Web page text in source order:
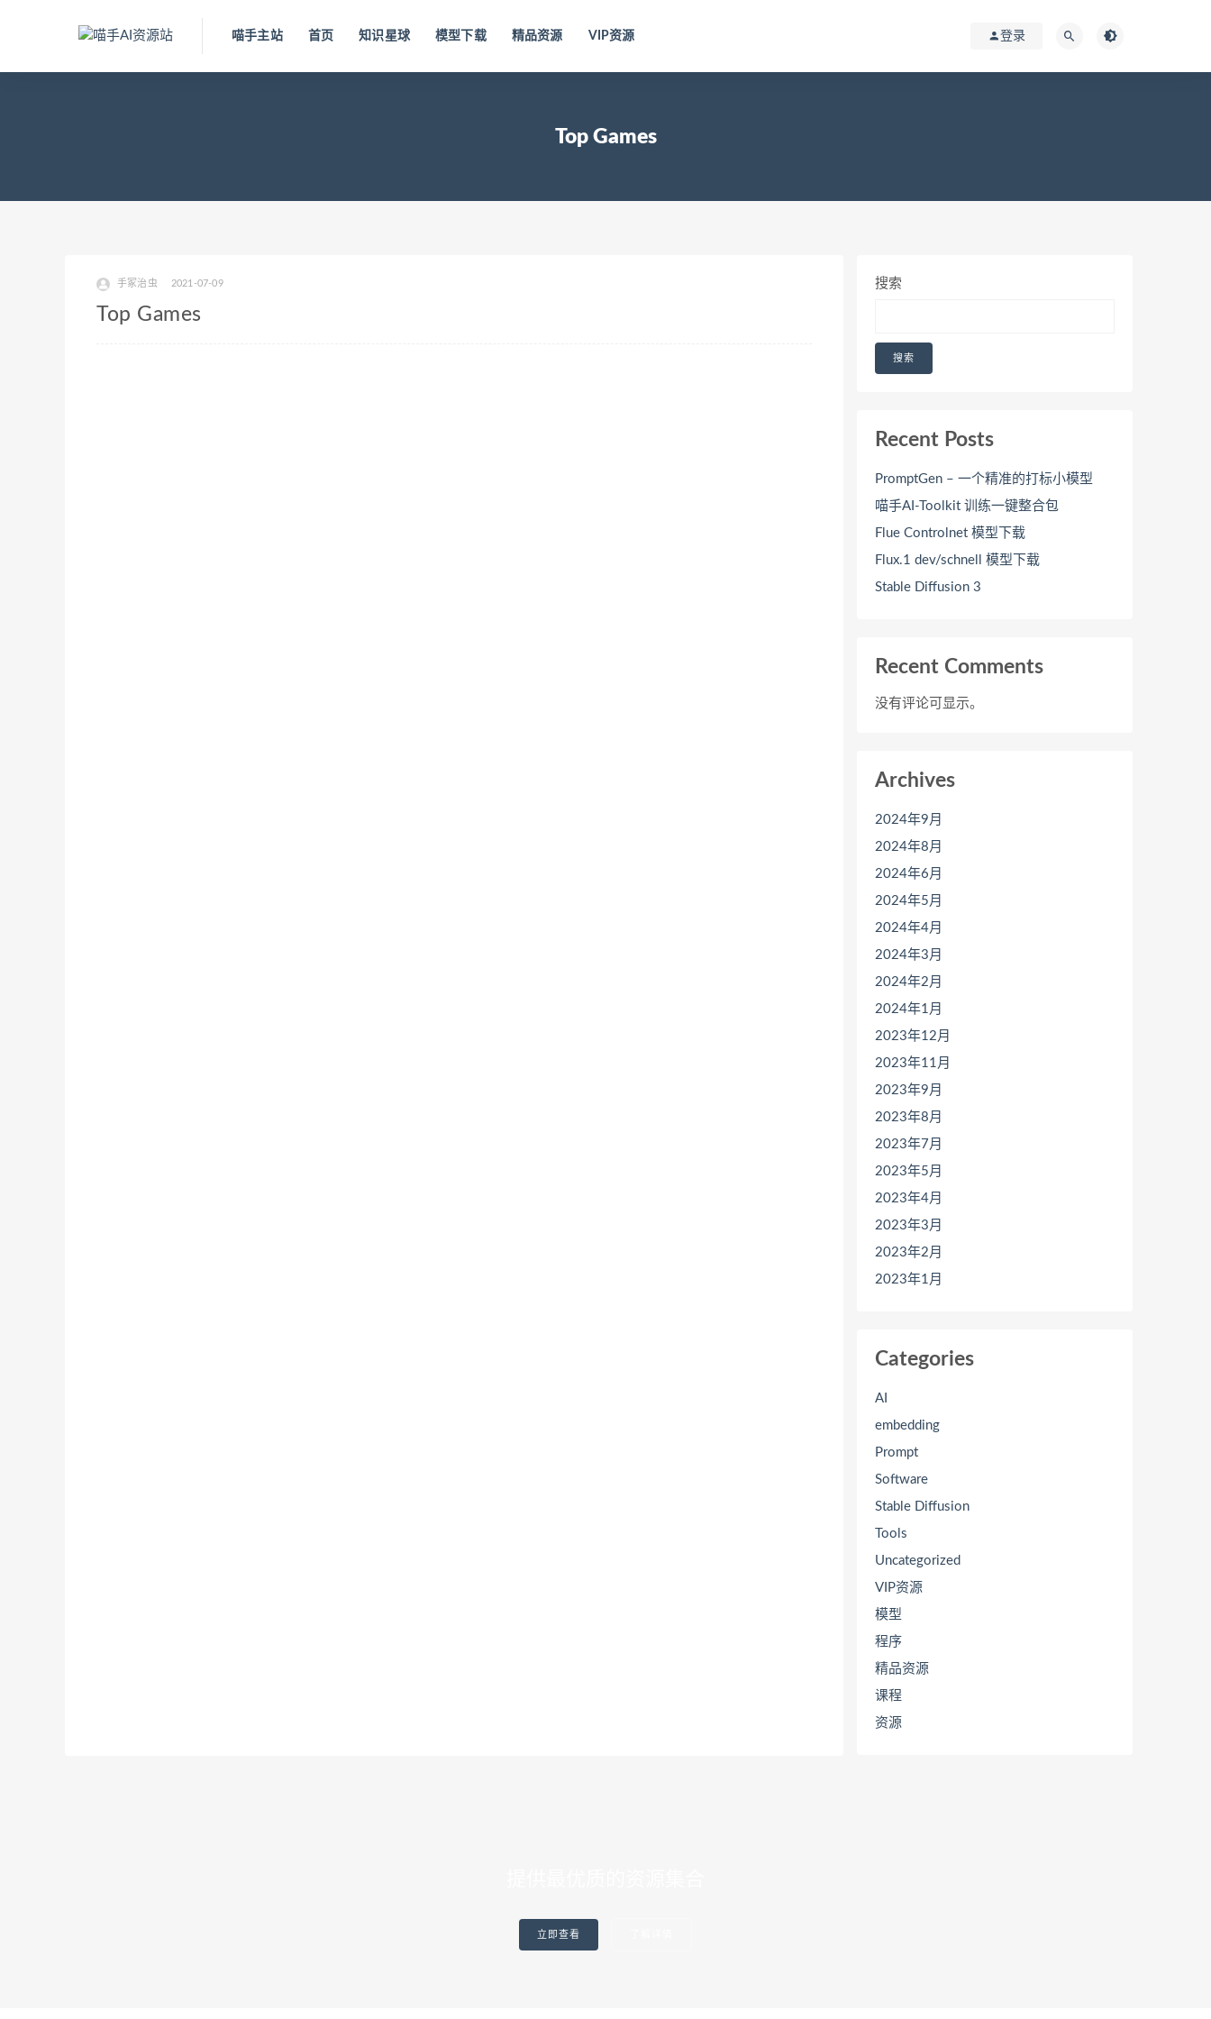
喵手主站 首页 知识星球 模型下载 精品资源 VIP资源 登录
Top Games
手冢治虫 2021-07-09
Top Games
搜索
搜索
Recent Posts
PromptGen – 一个精准的打标小模型
喵手AI-Toolkit 训练一键整合包
Flue Controlnet 模型下载
Flux.1 dev/schnell 模型下载
Stable Diffusion 3
Recent Comments
没有评论可显示。
Archives
2024年9月
2024年8月
2024年6月
2024年5月
2024年4月
2024年3月
2024年2月
2024年1月
2023年12月
2023年11月
2023年9月
2023年8月
2023年7月
2023年5月
2023年4月
2023年3月
2023年2月
2023年1月
Categories
AI
embedding
Prompt
Software
Stable Diffusion
Tools
Uncategorized
VIP资源
模型
程序
精品资源
课程
资源
立即查看